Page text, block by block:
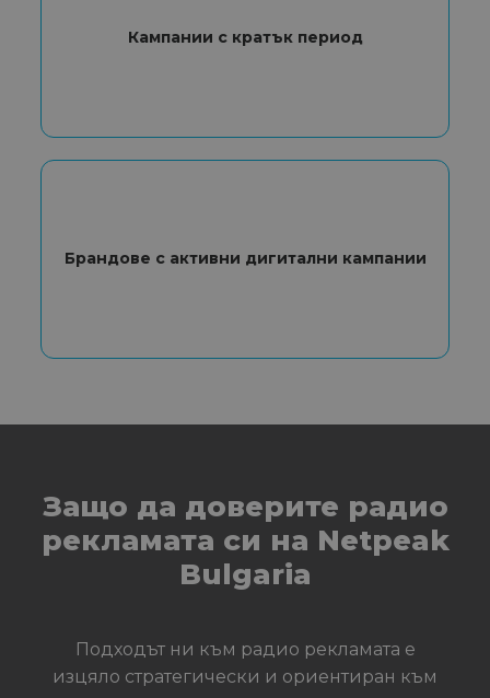
Кампании с кратък период
Брандове с активни дигитални кампании
Защо да доверите радио
рекламата си на Netpeak
Bulgaria
Подходът ни към радио рекламата е
изцяло стратегически и ориентиран към